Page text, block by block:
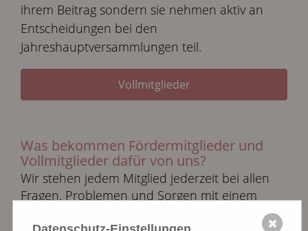
ihrem Beitrag sondern sie nehmen aktiv an
Entscheidungen bei den
Jahreshauptversammlungen teil.
Vollmitglieder
Was bekommen Fördermitglieder und
Vollmitglieder dafür von uns?
Wir stehen jedem Mitglied jederzeit bei allen
Fragen, Problemen und Sorgen mit einem
✖